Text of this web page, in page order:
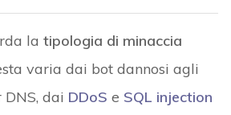
la tipologia di minaccia
varia dai bot dannosi agli
dai DDoS e SQL injection